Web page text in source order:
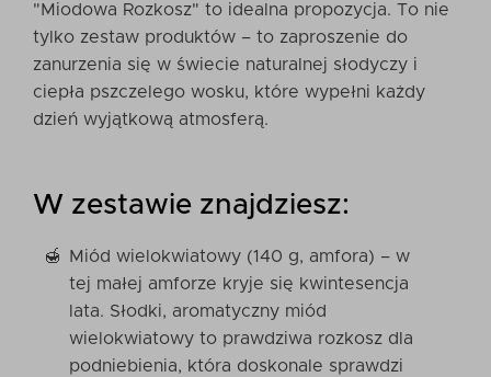
"Miodowa Rozkosz" to idealna propozycja. To nie
tylko zestaw produktów – to zaproszenie do
zanurzenia się w świecie naturalnej słodyczy i
ciepła pszczelego wosku, które wypełni każdy
dzień wyjątkową atmosferą.
W zestawie znajdziesz:
Miód wielokwiatowy (140 g, amfora) – w
tej małej amforze kryje się kwintesencja
lata. Słodki, aromatyczny miód
wielokwiatowy to prawdziwa rozkosz dla
podniebienia, która doskonale sprawdzi